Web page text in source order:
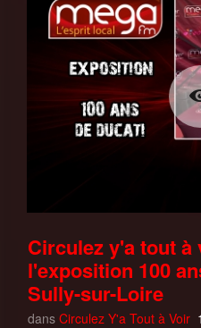
Circulez y'a tout
l'exposition 100
Sully-sur-Loire
dans Circulez Y'a Tout à Voir